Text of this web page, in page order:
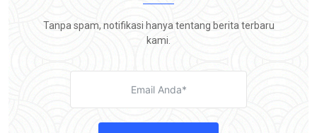
Tanpa spam, notifikasi hanya tentang berita terbaru
kami.